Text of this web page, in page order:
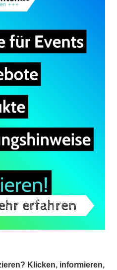
Klicken, informieren,